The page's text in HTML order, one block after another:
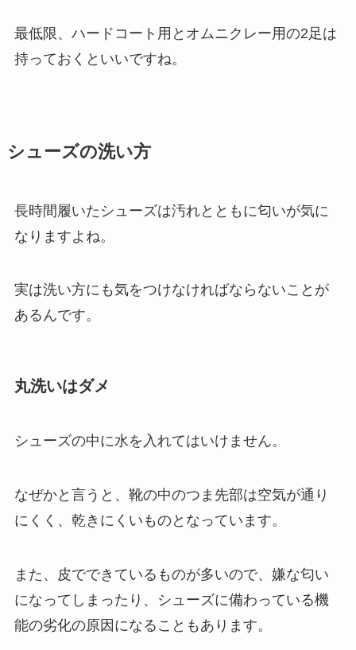
最低限、ハードコート用とオムニクレー用の2足は
持っておくといいですね。
シューズの洗い方
長時間履いたシューズは汚れとともに匂いが気に
なりますよね。
実は洗い方にも気をつけなければならないことが
あるんです。
丸洗いはダメ
シューズの中に水を入れてはいけません。
なぜかと言うと、靴の中のつま先部は空気が通り
にくく、乾きにくいものとなっています。
また、皮でできているものが多いので、嫌な匂い
になってしまったり、シューズに備わっている機
能の劣化の原因になることもあります。